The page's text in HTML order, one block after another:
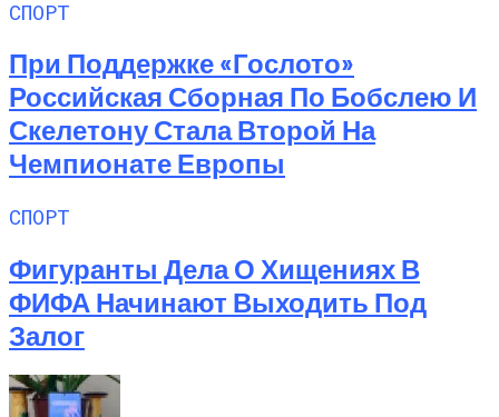
СПОРТ
При Поддержке «Гослото»
Российская Сборная По Бобслею И
Скелетону Стала Второй На
Чемпионате Европы
СПОРТ
Фигуранты Дела О Хищениях В
ФИФА Начинают Выходить Под
Залог